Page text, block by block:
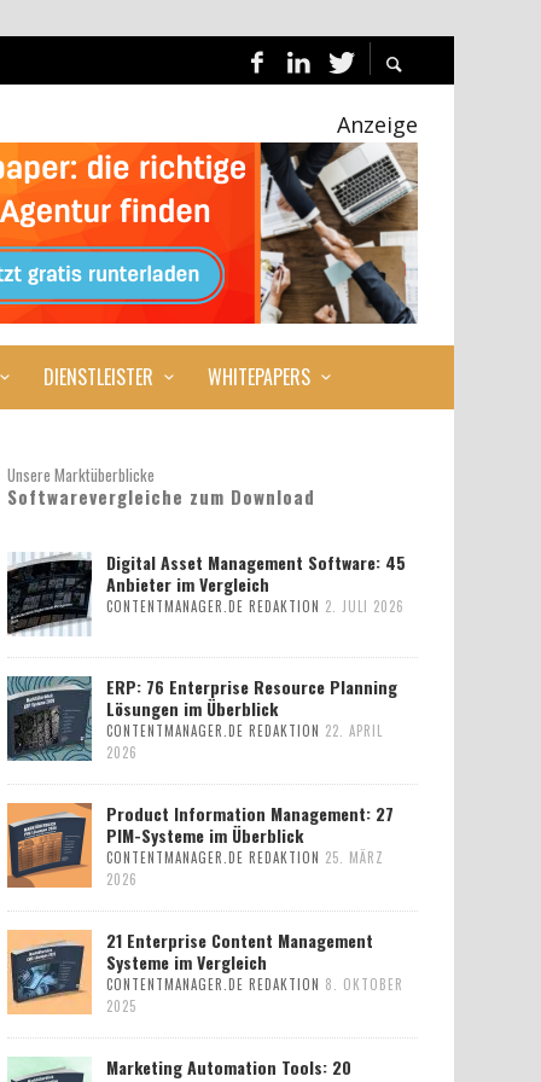
Anzeige
DIENSTLEISTER WHITEPAPERS
Unsere Marktüberblicke
Softwarevergleiche zum Download
Digital Asset Management Software: 45
Anbieter im Vergleich
CONTENTMANAGER.DE REDAKTION 2. JULI 2026
ERP: 76 Enterprise Resource Planning
Lösungen im Überblick
CONTENTMANAGER.DE REDAKTION 22. APRIL
2026
Product Information Management: 27
PIM-Systeme im Überblick
CONTENTMANAGER.DE REDAKTION 25. MÄRZ
2026
21 Enterprise Content Management
Systeme im Vergleich
CONTENTMANAGER.DE REDAKTION 8. OKTOBER
2025
Marketing Automation Tools: 20